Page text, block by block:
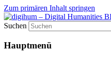
Zum primären Inhalt springen
digihum –
Blog
fibri (find&bring)
Suchen
Hauptmenü